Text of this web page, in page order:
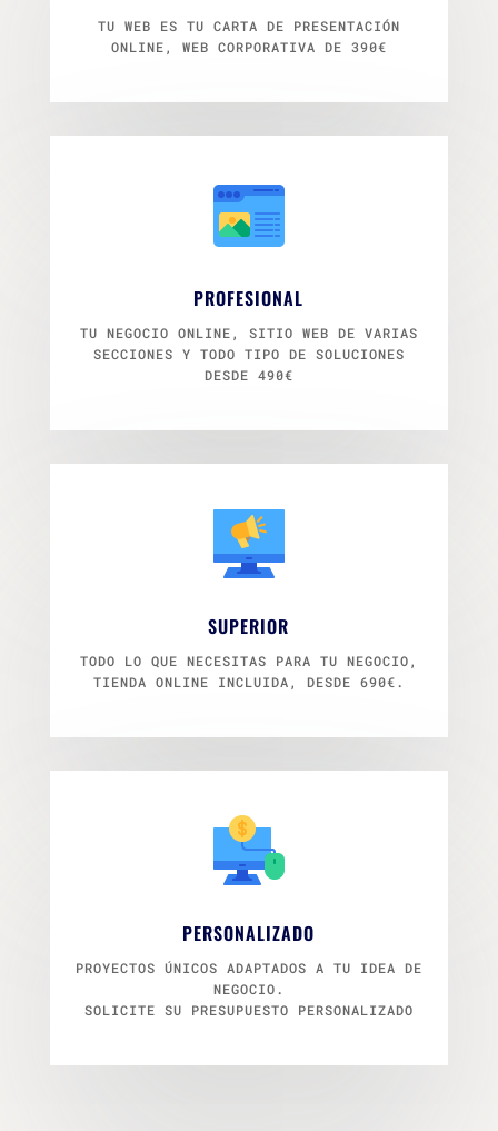
TU WEB ES TU CARTA DE PRESENTACIÓN
ONLINE, WEB CORPORATIVA DE 390€
PROFESIONAL
TU NEGOCIO ONLINE, SITIO WEB DE VARIAS
SECCIONES Y TODO TIPO DE SOLUCIONES
DESDE 490€
SUPERIOR
TODO LO QUE NECESITAS PARA TU NEGOCIO,
TIENDA ONLINE INCLUIDA, DESDE 690€.
PERSONALIZADO
PROYECTOS ÚNICOS ADAPTADOS A TU IDEA DE
NEGOCIO.
SOLICITE SU PRESUPUESTO PERSONALIZADO